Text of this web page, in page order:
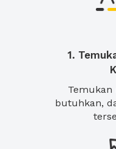
1.
Temukan
butuhkan,